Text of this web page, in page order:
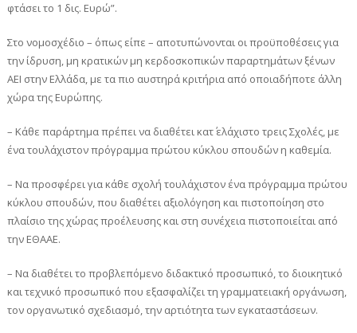
φτάσει το 1 δις. Ευρώ”.
Στο νομοσχέδιο – όπως είπε – αποτυπώνονται οι προϋποθέσεις για
την ίδρυση, μη κρατικών μη κερδοσκοπικών παραρτημάτων ξένων
ΑΕΙ στην Ελλάδα, με τα πιο αυστηρά κριτήρια από οποιαδήποτε άλλη
χώρα της Ευρώπης.
– Κάθε παράρτημα πρέπει να διαθέτει κατ΄ ελάχιστο τρεις Σχολές, με
ένα τουλάχιστον πρόγραμμα πρώτου κύκλου σπουδών η καθεμία.
– Να προσφέρει για κάθε σχολή τουλάχιστον ένα πρόγραμμα πρώτου
κύκλου σπουδών, που διαθέτει αξιολόγηση και πιστοποίηση στο
πλαίσιο της χώρας προέλευσης και στη συνέχεια πιστοποιείται από
την ΕΘΑΑΕ.
– Να διαθέτει το προβλεπόμενο διδακτικό προσωπικό, το διοικητικό
και τεχνικό προσωπικό που εξασφαλίζει τη γραμματειακή οργάνωση,
τον οργανωτικό σχεδιασμό, την αρτιότητα των εγκαταστάσεων.